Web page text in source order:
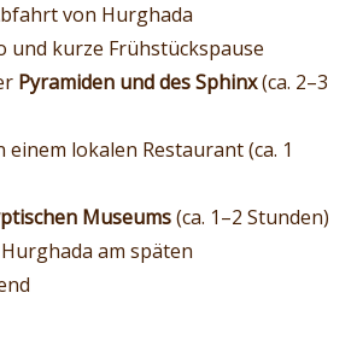
von Hurghada
und kurze Frühstückspause
Pyramiden und des Sphinx(ca. 2–3
lokalen Restaurant (ca. 1
Museums(ca. 1–2 Stunden)
am späten